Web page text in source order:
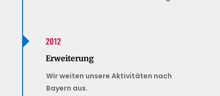
 2012
Erweiterung
Wir weiten unsere Aktivitäten nach
Bayern aus.